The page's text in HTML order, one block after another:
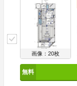
画像：20枚